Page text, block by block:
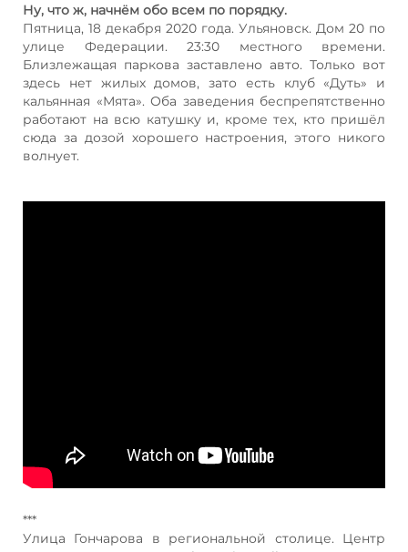
Ну, что ж, начнём обо всем по порядку.
Пятница, 18 декабря 2020 года. Ульяновск. Дом 20 по
улице Федерации. 23:30 местного времени.
Близлежащая паркова заставлено авто. Только вот
здесь нет жилых домов, зато есть клуб «Дуть» и
кальянная «Мята». Оба заведения беспрепятственно
работают на всю катушку и, кроме тех, кто пришёл
сюда за дозой хорошего настроения, этого никого
волнует.
***
Улица Гончарова в региональной столице. Центр